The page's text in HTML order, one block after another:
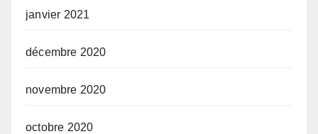
janvier 2021
décembre 2020
novembre 2020
octobre 2020